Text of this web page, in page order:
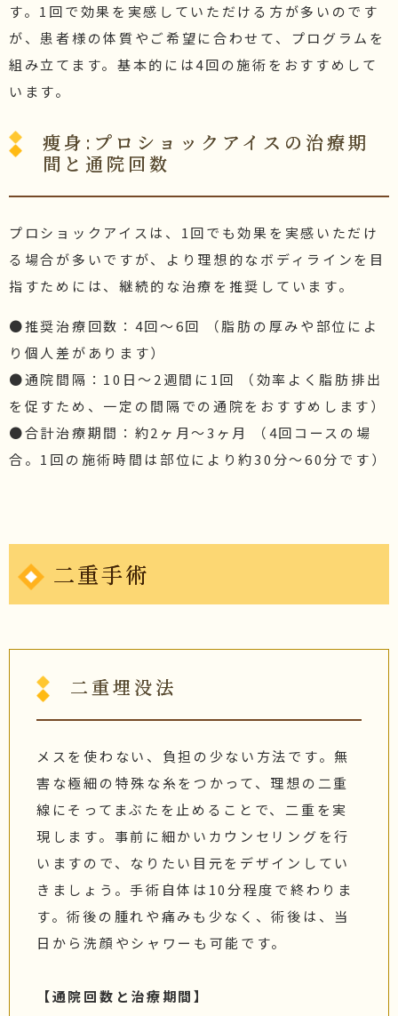
す。1回で効果を実感していただける方が多いのです
が、患者様の体質やご希望に合わせて、プログラムを
組み立てます。基本的には4回の施術をおすすめして
います。
痩身:プロショックアイスの治療期
間と通院回数
プロショックアイスは、1回でも効果を実感いただけ
る場合が多いですが、より理想的なボディラインを目
指すためには、継続的な治療を推奨しています。
●推奨治療回数：4回〜6回 （脂肪の厚みや部位によ
り個人差があります）
●通院間隔：10日〜2週間に1回 （効率よく脂肪排出
を促すため、一定の間隔での通院をおすすめします）
●合計治療期間：約2ヶ月〜3ヶ月 （4回コースの場
合。1回の施術時間は部位により約30分〜60分です）
二重手術
二重埋没法
メスを使わない、負担の少ない方法です。無
害な極細の特殊な糸をつかって、理想の二重
線にそってまぶたを止めることで、二重を実
現します。事前に細かいカウンセリングを行
いますので、なりたい目元をデザインしてい
きましょう。手術自体は10分程度で終わりま
す。術後の腫れや痛みも少なく、術後は、当
日から洗顔やシャワーも可能です。
【通院回数と治療期間】